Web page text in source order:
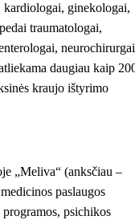
kardiologai, ginekologai,
traumatologai,
daugiau kaip
kraujo ištyrimo
„Meliva“ (anksčiau –
paslaugos
psichikos